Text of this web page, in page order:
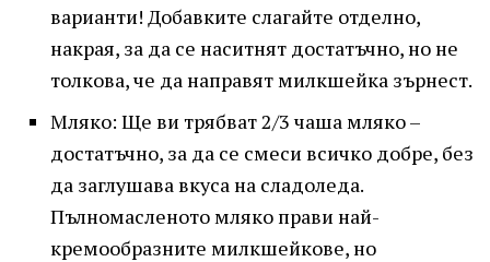
варианти! Добавките слагайте отделно,
накрая, за да се наситнят достатъчно, но не
толкова, че да направят милкшейка зърнест.
Мляко: Ще ви трябват 2/3 чаша мляко –
достатъчно, за да се смеси всичко добре, без
да заглушава вкуса на сладоледа.
Пълномасленото мляко прави най-
кремообразните милкшейкове, но